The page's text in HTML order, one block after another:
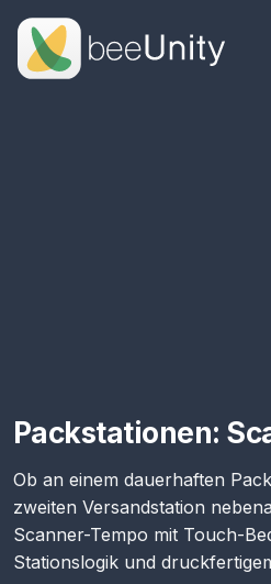
Packstationen:
Ob an einem dauerhaften
zweiten Versandstation
Scanner-Tempo mit Touch-
Stationslogik und